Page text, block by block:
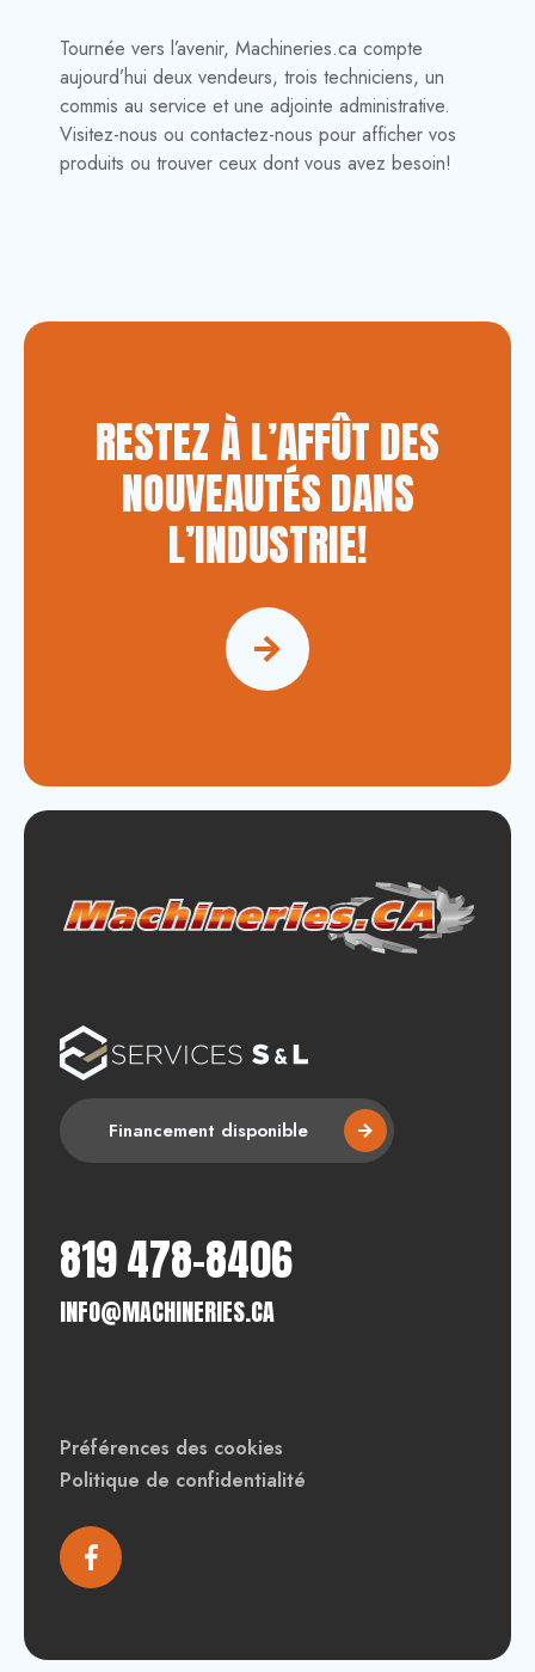
Tournée vers l’avenir, Machineries.ca compte
aujourd’hui deux vendeurs, trois techniciens, un
commis au service et une adjointe administrative.
Visitez-nous ou contactez-nous pour afficher vos
produits ou trouver ceux dont vous avez besoin!
RESTEZ À L’AFFÛT DES
NOUVEAUTÉS DANS
L’INDUSTRIE!
Financement disponible
819 478-8406
INFO@MACHINERIES.CA
Préférences des cookies
Politique de confidentialité